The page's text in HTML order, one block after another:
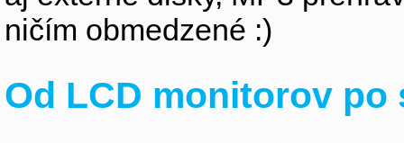
ničím obmedzené :)
Od LCD monitorov